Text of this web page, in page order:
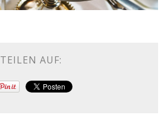
TEILEN AUF: